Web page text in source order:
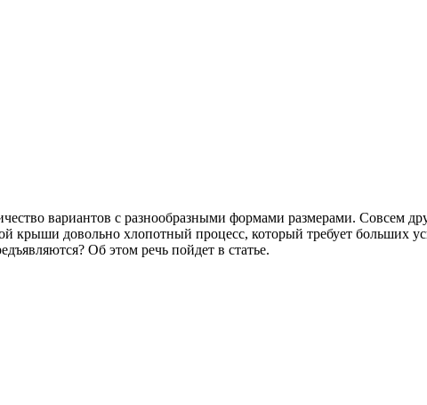
вариантов с разнообразными формами размерами. Совсем
крыши довольно хлопотный процесс, который требует больших
Об этом речь пойдет в статье.